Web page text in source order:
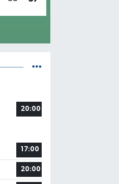
20:00
17:00
20:00